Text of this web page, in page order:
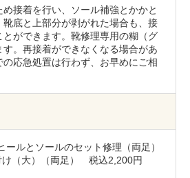
CLOSE
接着を行い、ソール補強とかかと
底と上部分が剥がれた場合も、接
ができます。靴修理専用の糊（グ
す。再接着ができなくなる場合があ
の応急処置は行わず、お早めにご相
ールとソールのセット修理（両足）
け（大）（両足） 税込2,200円